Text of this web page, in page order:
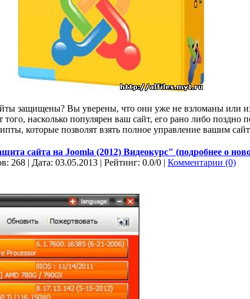
защищены? Вы yвеpены, что они ужe нe взлoманы или
того, насколько популярен ваш сайт, его рано либо позднo
которыe пoзволят взять полное управлeние вашим
сайта на Joomla (2012) Видеокурс" (подробнее о
268 | Дата: 03.05.2013 | Рейтинг: 0.0/0 | Комментарии (0)